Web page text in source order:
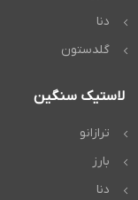
دنا
گلدستون
لاستیک سنگین
ترازانو
بارز
دنا